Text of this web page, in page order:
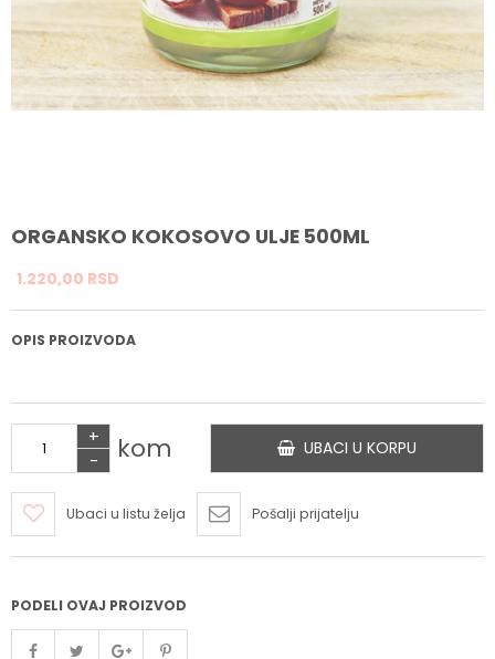
ORGANSKO KOKOSOVO ULJE 500ML
1.220,00 RSD
OPIS PROIZVODA
+
-
kom UBACI U KORPU
Ubaci u listu želja Pošalji prijatelju
PODELI OVAJ PROIZVOD